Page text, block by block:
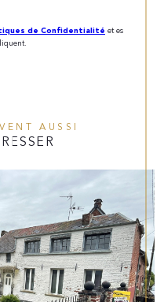
de Confidentialité et es
AUSSI